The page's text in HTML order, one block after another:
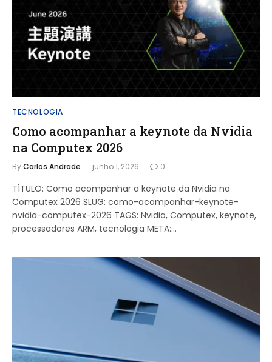
TECNOLOGIA
Como acompanhar a keynote da Nvidia
na Computex 2026
ByCarlos Andrade junho 1, 2026 0
TÍTULO: Como acompanhar a keynote da Nvidia na
Computex 2026 SLUG: como-acompanhar-keynote-
nvidia-computex-2026 TAGS: Nvidia, Computex, keynote,
processadores ARM, tecnologia META:…